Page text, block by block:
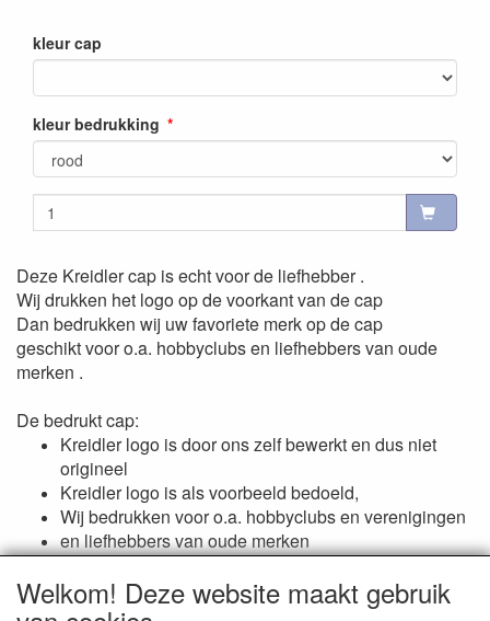
kleur cap
kleur bedrukking
Deze Kreidler cap is echt voor de liefhebber .
Wij drukken het logo op de voorkant van de cap
Dan bedrukken wij uw favoriete merk op de cap
geschikt voor o.a. hobbyclubs en liefhebbers van oude
merken .
De bedrukt cap:
Kreidler logo is door ons zelf bewerkt en dus niet
origineel
Kreidler logo is als voorbeeld bedoeld,
Wij bedrukken voor o.a. hobbyclubs en verenigingen
en liefhebbers van oude merken
Ook geschikt voor promotionele doeleinden
Welkom! Deze website maakt gebruik